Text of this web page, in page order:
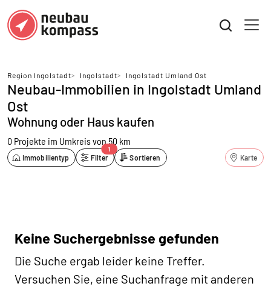
Region Ingolstadt> Ingolstadt> Ingolstadt Umland Ost
Neubau-Immobilien in Ingolstadt Umland
Ost
Wohnung oder Haus kaufen
0 Projekte im Umkreis von 50 km
Immobilientyp Filter
1
Sortieren Karte
Keine Suchergebnisse gefunden
Die Suche ergab leider keine Treffer.
Versuchen Sie, eine Suchanfrage mit anderen